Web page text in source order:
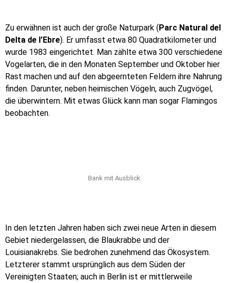
Zu erwähnen ist auch der große Naturpark ( Parc Natural del
Delta de l’Ebre). Er umfasst etwa 80 Quadratkilometer und
wurde 1983 eingerichtet. Man zählte etwa 300 verschiedene
Vogelarten, die in den Monaten September und Oktober hier
Rast machen und auf den abgeernteten Feldern ihre Nahrung
finden. Darunter, neben heimischen Vögeln, auch Zugvögel,
die überwintern. Mit etwas Glück kann man sogar Flamingos
beobachten.
Bank mit Ausblick
In den letzten Jahren haben sich zwei neue Arten in diesem
Gebiet niedergelassen, die Blaukrabbe und der
Louisianakrebs. Sie bedrohen zunehmend das Ökosystem.
Letzterer stammt ursprünglich aus dem Süden der
Vereinigten Staaten; auch in Berlin ist er mittlerweile